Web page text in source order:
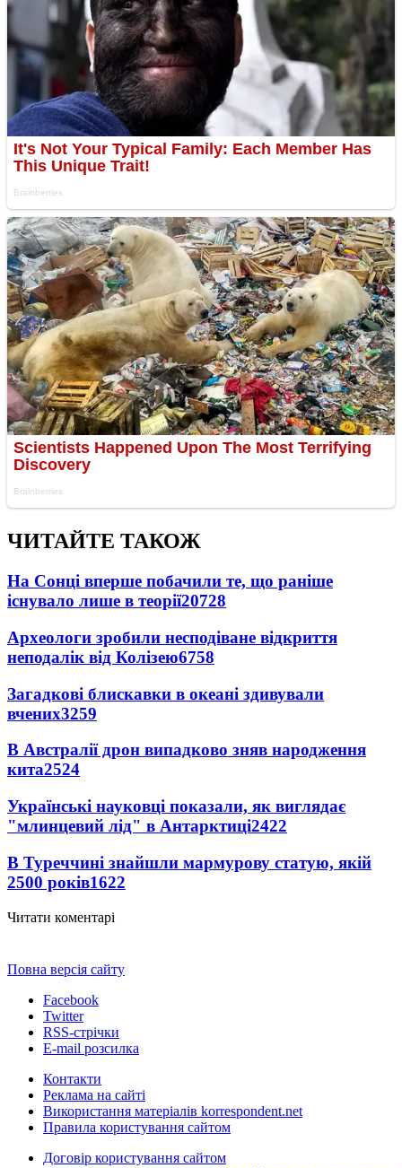
ЧИТАЙТЕ ТАКОЖ
На Сонці вперше побачили те, що раніше
існувало лише в теорії20728
Археологи зробили несподіване відкриття
неподалік від Колізею6758
Загадкові блискавки в океані здивували
вчених3259
В Австралії дрон випадково зняв народження
кита2524
Українські науковці показали, як виглядає
"млинцевий лід" в Антарктиці2422
В Туреччині знайшли мармурову статую, якій
2500 років1622
Читати коментарі
Повна версія сайту
Facebook
Twitter
RSS-стрічки
E-mail розсилка
Контакти
Реклама на сайті
Використання матеріалів korrespondent.net
Правила користування сайтом
Договір користування сайтом